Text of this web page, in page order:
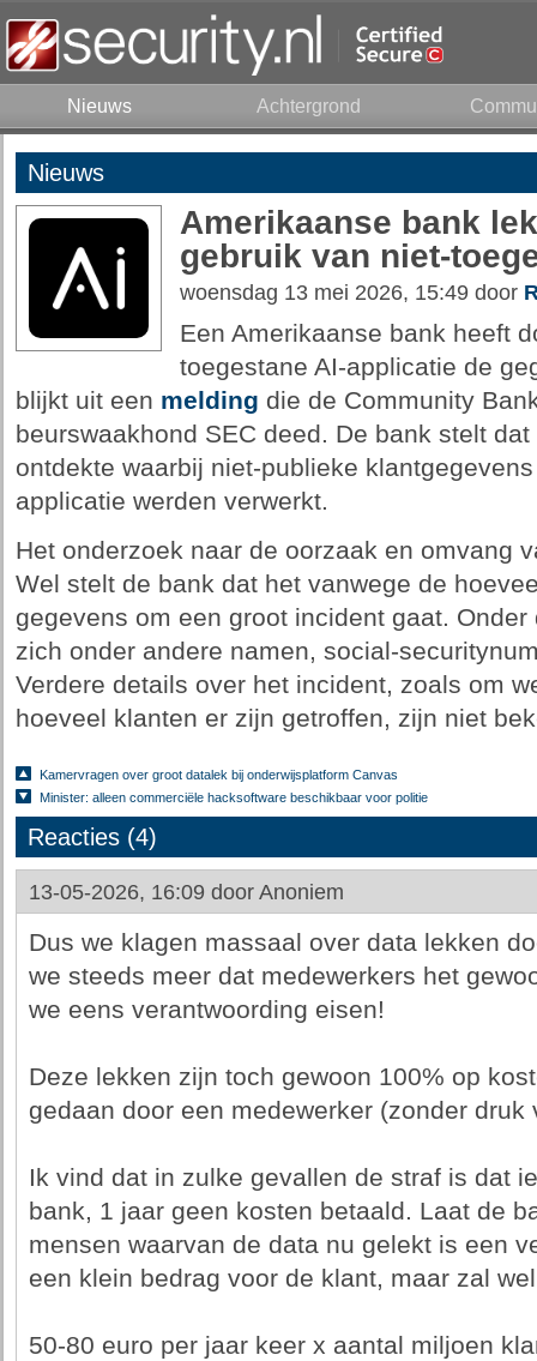
Nieuws Achtergrond
Nieuws
Amerikaanse bank
gebruik van niet-
woensdag 13 mei 2026, 15:49 door
Een Amerikaanse bank heeft
toegestane AI-applicatie de
blijkt uit een melding die de Community
beurswaakhond SEC deed. De bank stelt
ontdekte waarbij niet-publieke
applicatie werden verwerkt.
Het onderzoek naar de oorzaak en omvang
Wel stelt de bank dat het vanwege de
gegevens om een groot incident gaat.
zich onder andere namen, social-
Verdere details over het incident, zoals om
hoeveel klanten er zijn getroffen, zijn niet
Kamervragen over groot datalek bij onderwijsplatform Canvas
Minister: alleen commerciële hacksoftware beschikbaar voor politie
Reacties (4)
13-05-2026, 16:09 door Anoniem
Dus we klagen massaal over data lekken
we steeds meer dat medewerkers het
we eens verantwoording eisen!
Deze lekken zijn toch gewoon 100% op
gedaan door een medewerker (zonder druk
Ik vind dat in zulke gevallen de straf is dat
bank, 1 jaar geen kosten betaald. Laat de
mensen waarvan de data nu gelekt is een
een klein bedrag voor de klant, maar zal
50-80 euro per jaar keer x aantal miljoen